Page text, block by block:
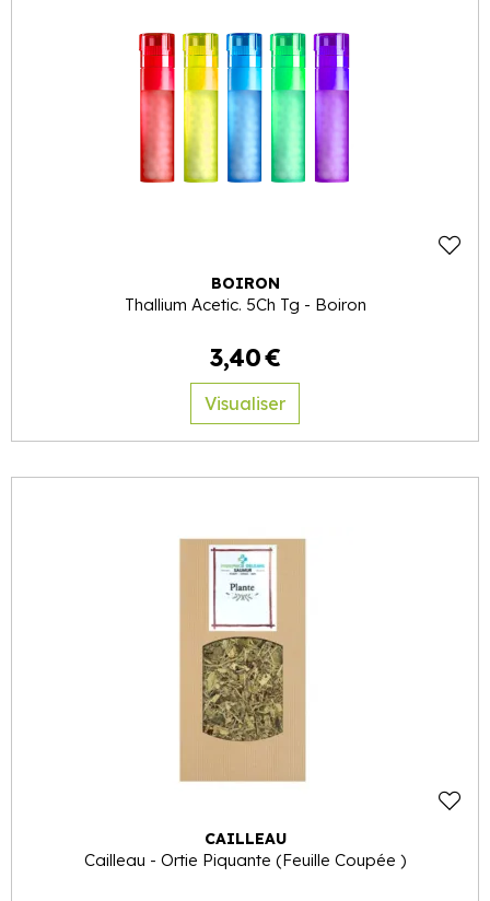
BOIRON
Thallium Acetic. 5Ch Tg - Boiron
3,40€
Visualiser
CAILLEAU
Cailleau - Ortie Piquante (Feuille Coupée )